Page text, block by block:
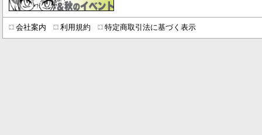
会社案内 利用規約 特定商取引法に基づく表示